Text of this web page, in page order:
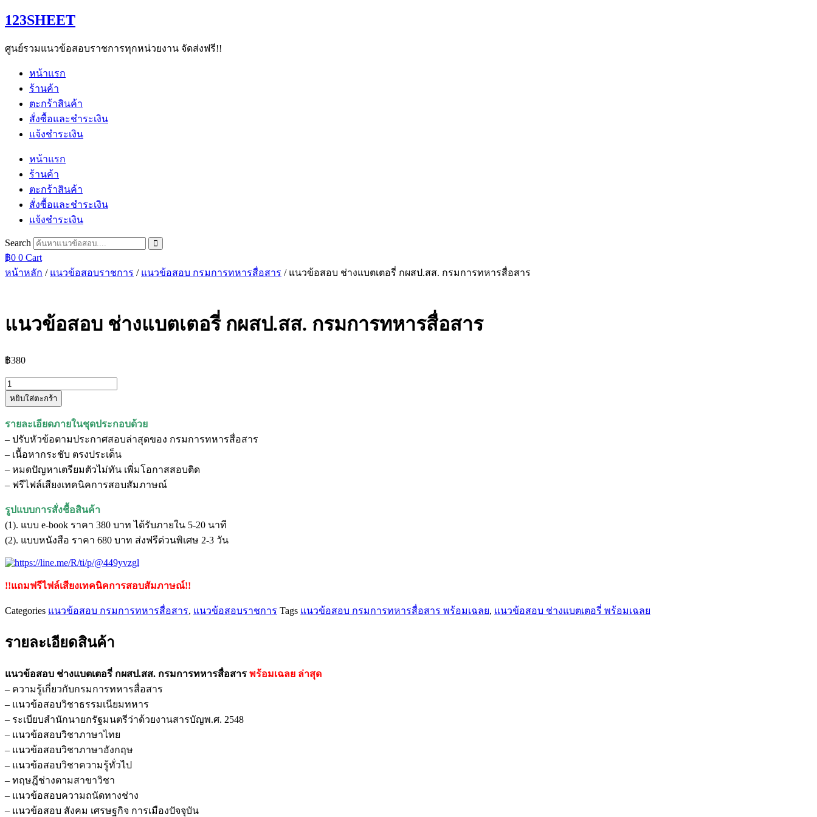
Skip
to
123SHEET
ศูนย์รวมแนวข้อสอบราชการทุกหน่วยงาน จัดส่งฟรี!!
หน้าแรก
ร้านค้า
ตะกร้าสินค้า
สั่งซื้อและชำระเงิน
แจ้งชำระเงิน
หน้าแรก
ร้านค้า
ตะกร้าสินค้า
สั่งซื้อและชำระเงิน
แจ้งชำระเงิน
Search
฿0 0 Cart
หน้าหลัก / แนวข้อสอบราชการ / แนวข้อสอบ กรมการทหารสื่อสาร / แนวข้อสอบ ช่างแบตเตอรี่ กผสป.สส. กรมการทหารสื่อสาร
แนวข้อสอบ ช่างแบตเตอรี่ กผสป.สส. กรมการทหารสื่อสาร
฿380
จำนวน
แนว
ช่าง
แบตเตอรี่
กผสป.สส.
กรม
การ
ทหาร
สื่อสาร
ชิ้น
หยิบใส่ตะกร้า
รายละเอียดภายในชุดประกอบด้วย
– ปรับหัวข้อตามประกาศสอบล่าสุดของ กรมการทหารสื่อสาร
– เนื้อหากระชับ ตรงประเด็น
– หมดปัญหาเตรียมตัวไม่ทัน เพิ่มโอกาสสอบติด
– ฟรีไฟล์เสียงเทคนิคการสอบสัมภาษณ์
รูปแบบการสั่งชื้อสินค้า
(1). แบบ e-book ราคา 380 บาท ได้รับภายใน 5-20 นาที
(2). แบบหนังสือ ราคา 680 บาท ส่งฟรีด่วนพิเศษ 2-3 วัน
!!แถมฟรีไฟล์เสียงเทคนิคการสอบสัมภาษณ์!!
Categories แนวข้อสอบ กรมการทหารสื่อสาร, แนวข้อสอบราชการ Tags แนวข้อสอบ กรมการทหารสื่อสาร พร้อมเฉลย, แนวข้อสอบ ช่างแบตเตอรี่ พร้อมเฉลย
รายละเอียดสินค้า
แนวข้อสอบ ช่างแบตเตอรี่ กผสป.สส. กรมการทหารสื่อสาร พร้อมเฉลย ล่าสุด
– ความรู้เกี่ยวกับกรมการทหารสื่อสาร
– แนวข้อสอบวิชาธรรมเนียมทหาร
– ระเบียบสำนักนายกรัฐมนตรีว่าด้วยงานสารบัญพ.ศ. 2548
– แนวข้อสอบวิชาภาษาไทย
– แนวข้อสอบวิชาภาษาอังกฤษ
– แนวข้อสอบวิชาความรู้ทั่วไป
– ทฤษฎีช่างตามสาขาวิชา
– แนวข้อสอบความถนัดทางช่าง
– แนวข้อสอบ สังคม เศรษฐกิจ การเมืองปัจจุบัน